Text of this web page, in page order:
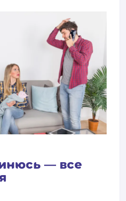
— все